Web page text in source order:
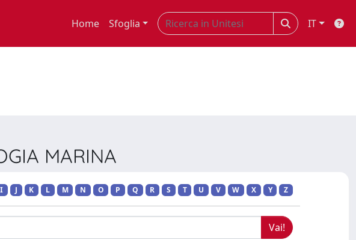
Home Sfoglia IT
MARINA
I J K L M N O P Q R S T U V W X Y Z